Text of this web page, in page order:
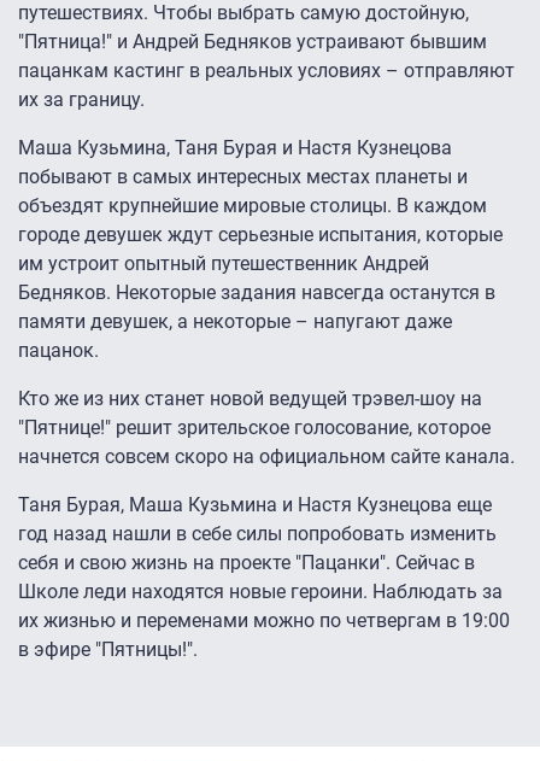
путешествиях. Чтобы выбрать самую достойную,
"Пятница!" и Андрей Бедняков устраивают бывшим
пацанкам кастинг в реальных условиях – отправляют
их за границу.
Маша Кузьмина, Таня Бурая и Настя Кузнецова
побывают в самых интересных местах планеты и
объездят крупнейшие мировые столицы. В каждом
городе девушек ждут серьезные испытания, которые
им устроит опытный путешественник Андрей
Бедняков. Некоторые задания навсегда останутся в
памяти девушек, а некоторые – напугают даже
пацанок.
Кто же из них станет новой ведущей трэвел-шоу на
"Пятнице!" решит зрительское голосование, которое
начнется совсем скоро на официальном сайте канала.
Таня Бурая, Маша Кузьмина и Настя Кузнецова еще
год назад нашли в себе силы попробовать изменить
себя и свою жизнь на проекте "Пацанки". Сейчас в
Школе леди находятся новые героини. Наблюдать за
их жизнью и переменами можно по четвергам в 19:00
в эфире "Пятницы!".